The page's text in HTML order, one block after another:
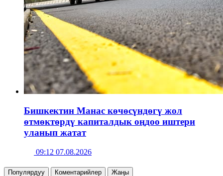
Бишкектин Манас көчөсүндөгү жол
өтмөктөрдү капиталдык оңдоо иштери
уланып жатат
09:12 07.08.2026
Популярдуу Коментарийлер Жаңы